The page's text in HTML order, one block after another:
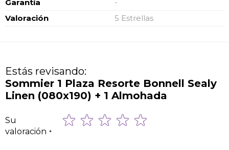
Garantía
-
Valoración
5 Estrellas
Estás revisando:
Sommier 1 Plaza Resorte Bonnell Sealy
Linen (080x190) + 1 Almohada
Su
valoración
star
stars
stars
stars
stars